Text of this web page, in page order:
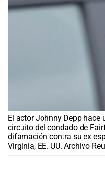
El actor Johnny Depp hace
circuito del condado de
difamación contra su ex
Virginia, EE. UU. Archivo